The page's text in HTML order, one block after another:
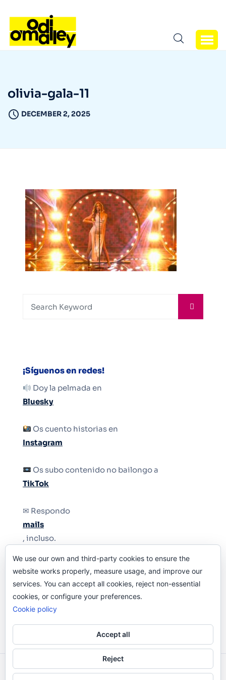
olivia-gala-11
DECEMBER 2, 2025
¡Síguenos en redes!
Doy la pelmada en
Bluesky
Os cuento historias en
Instagram
Os subo contenido no bailongo a
TikTok
✉ Respondo
mails
, incluso.
Y si una persona no puede tener teléfono, que
le quiten el teléfono.
Odi O'Malley © 2016-2025. Todos Los Derechos
We use our own and third-party cookies to ensure the
website works properly, measure usage, and improve our
services. You can accept all cookies, reject non-essential
cookies, or configure your preferences.
Cookie policy
Accept all
Reject